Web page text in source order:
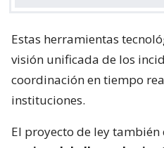
Estas herramientas
visión unificada de los
coordinación en tiempo
instituciones.
El proyecto de ley también